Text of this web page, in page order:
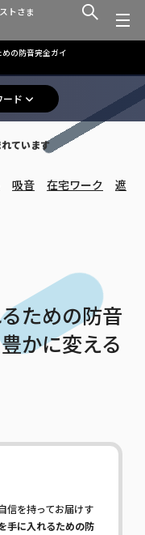
トさま
の防音完全ガイ
ード
ています
吸音 在宅ワーク
遮
ための防音
かに変える
信を持ってお届けす
手に入れるための防